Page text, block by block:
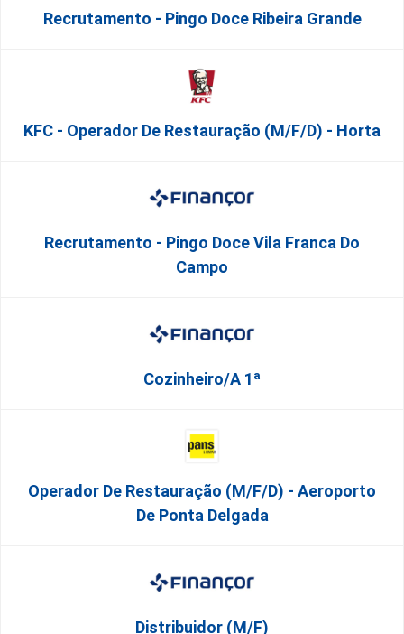
Recrutamento - Pingo Doce Ribeira Grande
KFC - Operador De Restauração (m/f/d) - Horta
Recrutamento - Pingo Doce Vila Franca Do
Campo
Cozinheiro/a 1ª
Operador De Restauração (m/f/d) - Aeroporto
De Ponta Delgada
Distribuidor (M/F)